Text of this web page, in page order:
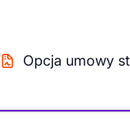
Opcja umowy